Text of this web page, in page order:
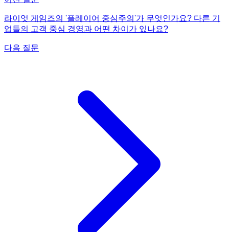
라이엇 게임즈의 '플레이어 중심주의'가 무엇인가요? 다른 기
업들의 고객 중심 경영과 어떤 차이가 있나요?
다음 질문